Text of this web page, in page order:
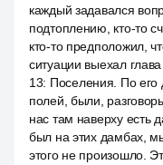
каждый задавался
подтоплению, кто-то
кто-то предположил,
ситуации выехал
13: Поселения. По
полей, были,
нас там наверху есть
был на этих дамбах,
этого не произошло.